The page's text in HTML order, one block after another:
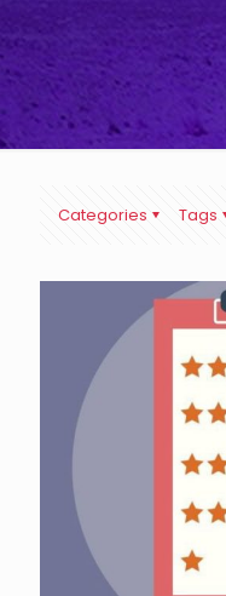
Categories Tags